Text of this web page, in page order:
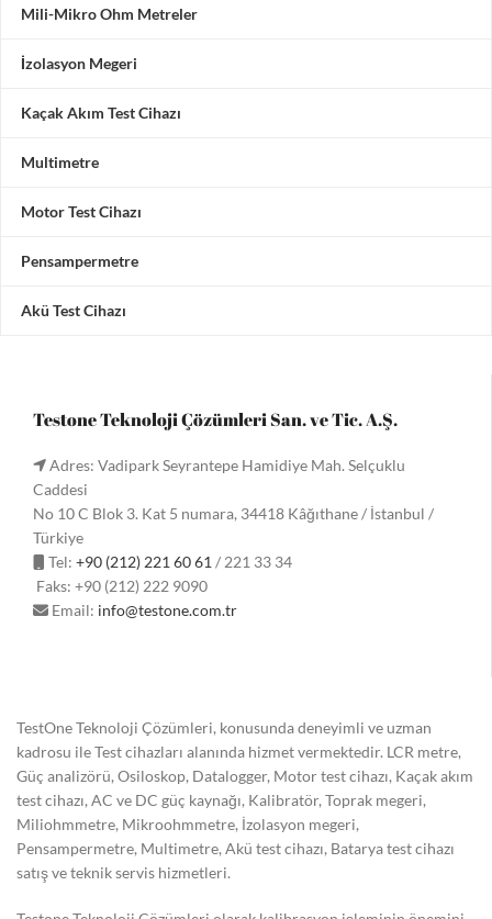
Mili-Mikro Ohm Metreler
İzolasyon Megeri
Kaçak Akım Test Cihazı
Multimetre
Motor Test Cihazı
Pensampermetre
Akü Test Cihazı
Testone Teknoloji Çözümleri San. ve Tic. A.Ş.
Adres: Vadipark Seyrantepe Hamidiye Mah. Selçuklu
Caddesi
No 10 C Blok 3. Kat 5 numara, 34418 Kâğıthane / İstanbul /
Türkiye
Tel: +90 (212) 221 60 61 / 221 33 34
Faks: +90 (212) 222 9090
Email: info@testone.com.tr
TestOne Teknoloji Çözümleri, konusunda deneyimli ve uzman
kadrosu ile Test cihazları alanında hizmet vermektedir. LCR metre,
Güç analizörü, Osiloskop, Datalogger, Motor test cihazı, Kaçak akım
test cihazı, AC ve DC güç kaynağı, Kalibratör, Toprak megeri,
Miliohmmetre, Mikroohmmetre, İzolasyon megeri,
Pensampermetre, Multimetre, Akü test cihazı, Batarya test cihazı
satış ve teknik servis hizmetleri.